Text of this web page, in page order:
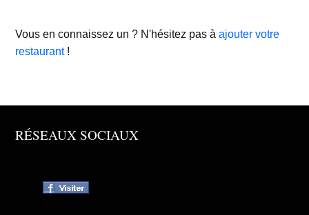
Vous en connaissez un ? N'hésitez pas àajouter votre
restaurant!
RÉSEAUX SOCIAUX